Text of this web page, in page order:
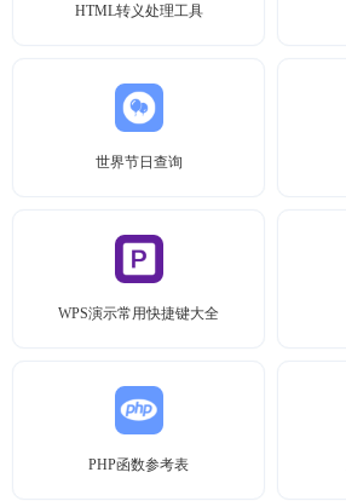
HTML转义处理工具
世界节日查询
WPS演示常用快捷键大全
PHP函数参考表